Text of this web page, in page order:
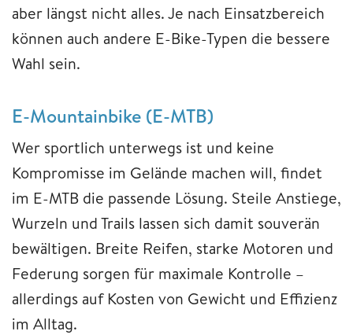
aber längst nicht alles. Je nach Einsatzbereich
können auch andere E-Bike-Typen die bessere
Wahl sein.
E-Mountainbike (E-MTB)
Wer sportlich unterwegs ist und keine
Kompromisse im Gelände machen will, findet
im E-MTB die passende Lösung. Steile Anstiege,
Wurzeln und Trails lassen sich damit souverän
bewältigen. Breite Reifen, starke Motoren und
Federung sorgen für maximale Kontrolle –
allerdings auf Kosten von Gewicht und Effizienz
im Alltag.